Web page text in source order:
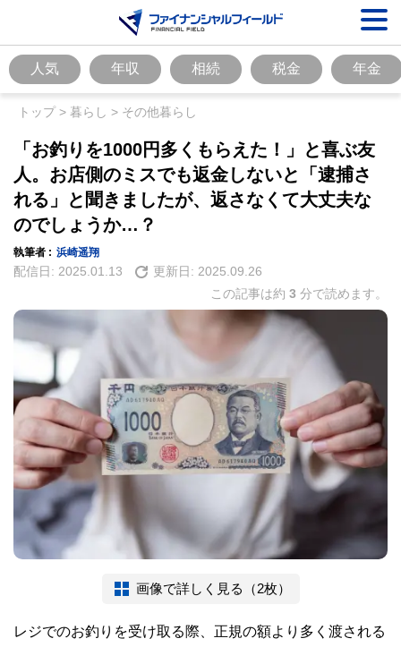
人気 年収 相続 税金 年金
トップ> 暮らし > その他暮らし
「お釣りを1000円多くもらえた！」と喜ぶ友
人。お店側のミスでも返金しないと「逮捕さ
れる」と聞きましたが、返さなくて大丈夫な
のでしょうか…？
執筆者 : 浜崎遥翔
配信日: 2025.01.13 更新日: 2025.09.26
この記事は約 3 分で読めます。
画像で詳しく見る（2枚）
レジでのお釣りを受け取る際、正規の額より多く渡される